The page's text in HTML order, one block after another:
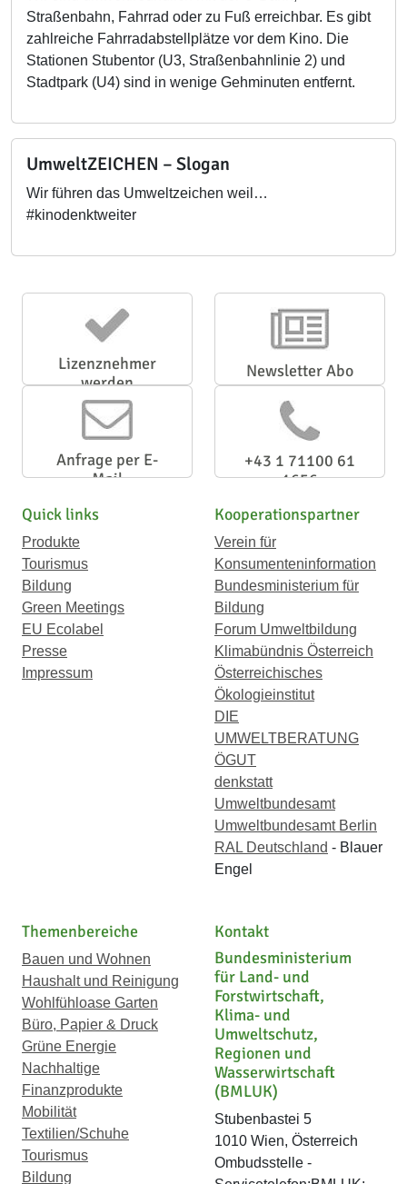
Straßenbahn, Fahrrad oder zu Fuß erreichbar. Es gibt
zahlreiche Fahrradabstellplätze vor dem Kino. Die
Stationen Stubentor (U3, Straßenbahnlinie 2) und
Stadtpark (U4) sind in wenige Gehminuten entfernt.
UmweltZEICHEN – Slogan
Wir führen das Umweltzeichen weil…
#kinodenktweiter
Lizenznehmer
werden
Newsletter Abo
Anfrage per E-
Mail
+43 1 71100 61
1656
Quick links
Produkte
Tourismus
Bildung
Green Meetings
EU Ecolabel
Presse
Impressum
Kooperationspartner
Verein für
Konsumenteninformation
Bundesministerium für
Bildung
Forum Umweltbildung
Klimabündnis Österreich
Österreichisches
Ökologieinstitut
DIE
UMWELTBERATUNG
ÖGUT
denkstatt
Umweltbundesamt
Umweltbundesamt Berlin
RAL Deutschland - Blauer
Engel
Themenbereiche
Bauen und Wohnen
Haushalt und Reinigung
Wohlfühloase Garten
Büro, Papier & Druck
Grüne Energie
Nachhaltige
Finanzprodukte
Mobilität
Textilien/Schuhe
Tourismus
Bildung
Kontakt
Bundesministerium
für Land- und
Forstwirtschaft,
Klima- und
Umweltschutz,
Regionen und
Wasserwirtschaft
(BMLUK)
Stubenbastei 5
1010 Wien, Österreich
Ombudsstelle -